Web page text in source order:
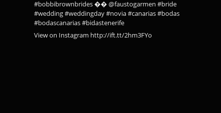
#bobbibrownbrides �� @faustogarmen #bride
#wedding #weddingday #novia #canarias #bodas
#bodascanarias #bidastenerife
View on Instagram http://ift.tt/2hm3FYo